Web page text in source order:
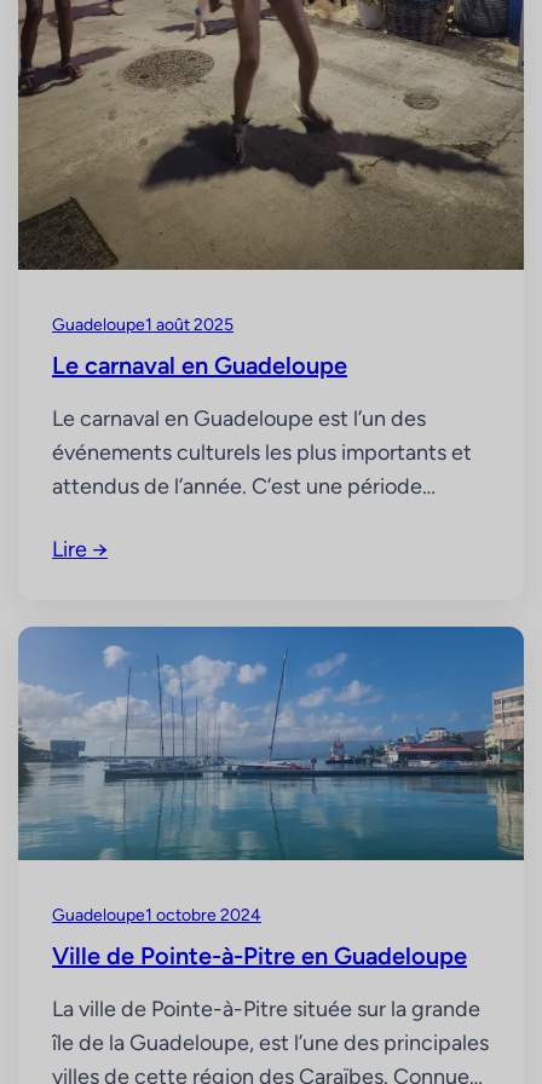
Guadeloupe1 août 2025
Le carnaval en Guadeloupe
Le carnaval en Guadeloupe est l’un des
événements culturels les plus importants et
attendus de l’année. C’est une période
déguisements et traditions, reflétant
quelle date ? Le carnaval en Guadeloupe
débute généralement le 1er janvier avec le
bain en mer : le bain…
Lire →
Guadeloupe1 octobre 2024
Ville de Pointe-à-Pitre en Guadeloupe
La ville de Pointe-à-Pitre située sur la grande
île de la Guadeloupe, est l’une des principales
villes de cette région des Caraïbes. Connue